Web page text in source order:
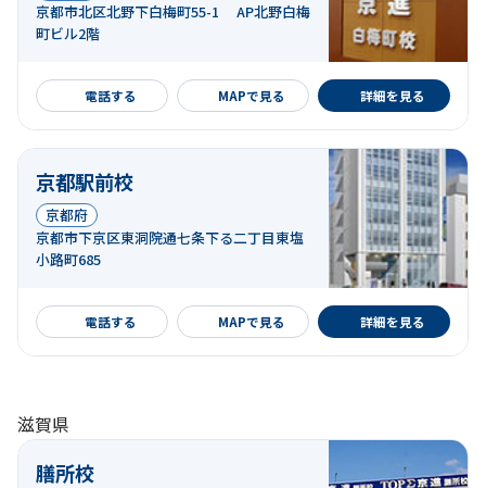
京都市北区北野下白梅町55-1 AP北野白梅
町ビル2階
電話する MAPで見る
詳細を見る
詳細を見る
京都駅前校
京都府
京都市下京区東洞院通七条下る二丁目東塩
小路町685
電話する MAPで見る
詳細を見る
詳細を見る
滋賀県
膳所校